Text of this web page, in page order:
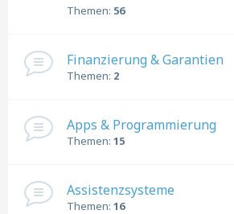
Themen: 56
Finanzierung & Garantien
Themen: 2
Apps & Programmierung
Themen: 15
Assistenzsysteme
Themen: 16